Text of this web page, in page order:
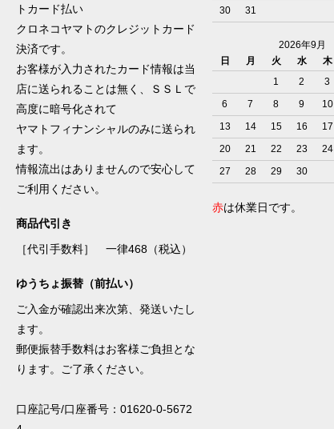
クロネコヤマトのクレジットカード
決済です。
お客様が入力されたカード情報は当
店に送られることは無く、ＳＳＬで
高度に暗号化されて
ヤマトフィナンシャルのみに送られ
ます。
情報流出はありませんので安心して
ご利用ください。
商品代引き
［代引手数料］ 一律468（税込）
ゆうちょ振替（前払い）
ご入金が確認出来次第、発送いたし
ます。
郵便振替手数料はお客様ご負担とな
ります。ご了承ください。
口座記号/口座番号：01620-0-5672
30
31
2026年9月
日
月 火 水 木
1
2 3
6
7 8 9 10
13
14 15 16 17
20
21 22 23 24
27
28 29 30
赤は休業日です。